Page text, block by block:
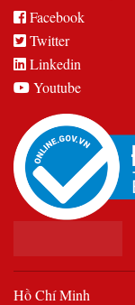
Facebook
Twitter
Linkedin
Youtube
Hồ Chí Minh